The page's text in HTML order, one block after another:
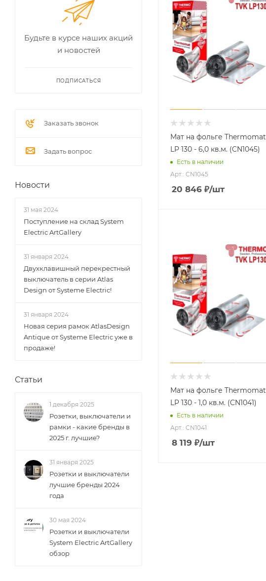
Мат на фольге Thermomat
LP 130 - 6,0 кв.м. (CN1045)
Есть в наличии
Арт.: CN1045
20 846 ₽/шт
Мат на фольге Thermomat
LP 130 - 1,0 кв.м. (CN1041)
Есть в наличии
Арт.: CN1041
8 119 ₽/шт
Будьте в курсе наших акций
и новостей
ПОДПИСАТЬСЯ
Заказать звонок
Задать вопрос
Новости
31 мая 2024
Поступление на склад System
Electric ArtGallery
31 января 2024
Двухклавишный перекрестный
выключатель в серии Atlas
Design от Systeme Electric!
31 января 2024
Новая серия рамок AtlasDesign
Antique от Systeme Electric уже в
продаже!
Статьи
1 декабря 2025
Розетки, выключатели и
рамки - какие бренды в
2025 г. лучшие?
31 января 2025
Розетки и выключатели
лучшие бренды 2024
года
30 мая 2024
Розетки и выключатели
System Electric ArtGallery
обзор